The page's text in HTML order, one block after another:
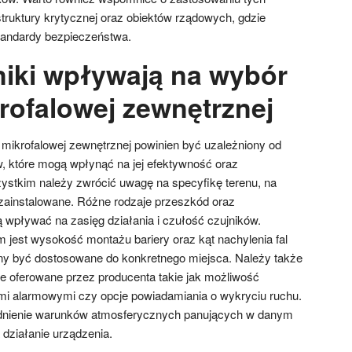
krytycznej oraz obiektów rządowych, gdzie
bezpieczeństwa.
wpływają na wybór
zewnętrznej
zewnętrznej powinien być uzależniony od
mogą wpłynąć na jej efektywność oraz
należy zwrócić uwagę na specyfikę terenu, na
Różne rodzaje przeszkód oraz
na zasięg działania i czułość czujników.
jest wysokość montażu bariery oraz kąt nachylenia fal
być dostosowane do konkretnego miejsca. Należy także
oferowane przez producenta takie jak możliwość
alarmowymi czy opcje powiadamiania o wykryciu ruchu.
warunków atmosferycznych panujących w danym
urządzenia.